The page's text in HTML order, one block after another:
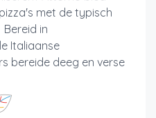
met de typisch
in
Italiaanse
bereide deeg en verse